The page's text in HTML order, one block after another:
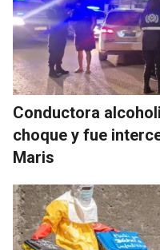
Conductora
choque y fue
Maris